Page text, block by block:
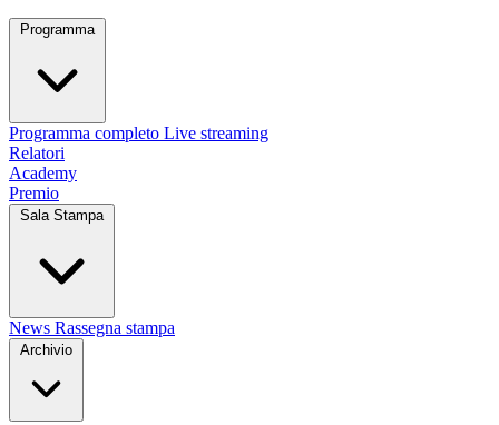
Programma
Programma completo Live streaming
Relatori
Academy
Premio
Sala Stampa
News Rassegna stampa
Archivio